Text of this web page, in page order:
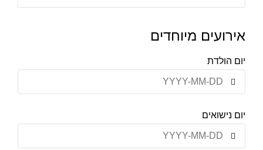
אירועים מיוחדים
יום הולדת
יום נישואים